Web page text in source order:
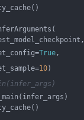
True,
10)